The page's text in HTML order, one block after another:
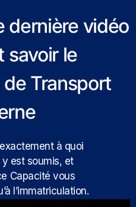
dernière vidéo
savoir le
Transport
à quoi
y est soumis, et
Capacité vous
l’immatriculation.